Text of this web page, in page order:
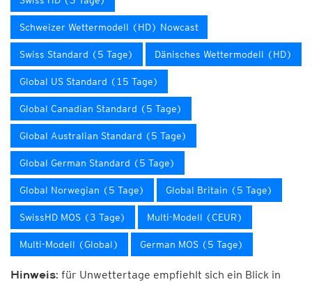
Schweizer Wettermodell (HD) Nowcast
Swiss Standard (5 Tage) Dänisches Wettermodell (HD)
Global US Standard (15 Tage)
Global Canadian Standard (5 Tage)
Global Australian Standard (5 Tage)
Global German Standard (5 Tage)
Global Norwegian (5 Tage) Global Britain (5 Tage)
SwissHD MOS (3 Tage) Multi-Modell (CEUR)
Multi-Modell (Global) German MOS (5 Tage)
Hinweis: für Unwettertage empfiehlt sich ein Blick in